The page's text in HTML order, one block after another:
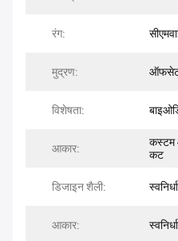
रंग:
मुद्रण: ऑफसेट
विशेषता:
आकार:
कस्टम
कट
डिजाइन शैली:
आकार: